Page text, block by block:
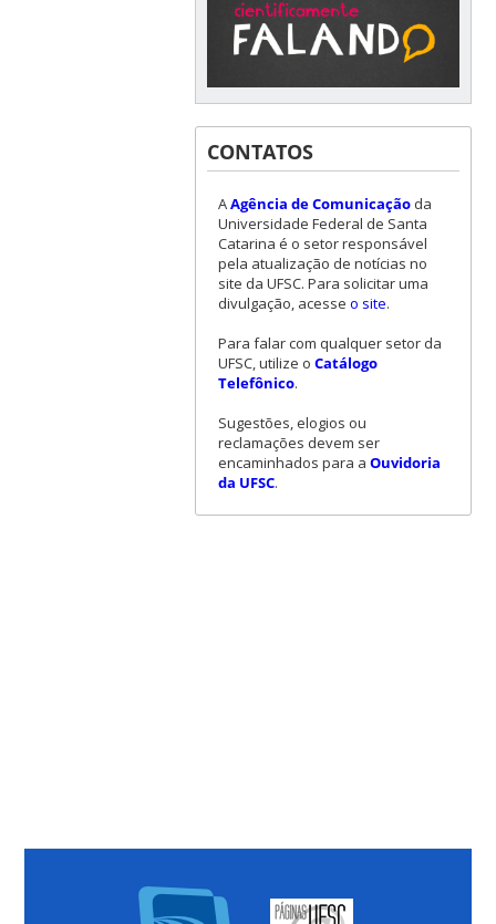
CONTATOS
AAgência de Comunicaçãoda
Universidade Federal de Santa
Catarina é o setor responsável
pela atualização de notícias no
site da UFSC. Para solicitar uma
divulgação, acesse o site.
Para falar com qualquer setor da
UFSC, utilize o Catálogo
Telefônico.
Sugestões, elogios ou
reclamações devem ser
encaminhados para a Ouvidoria
da UFSC.